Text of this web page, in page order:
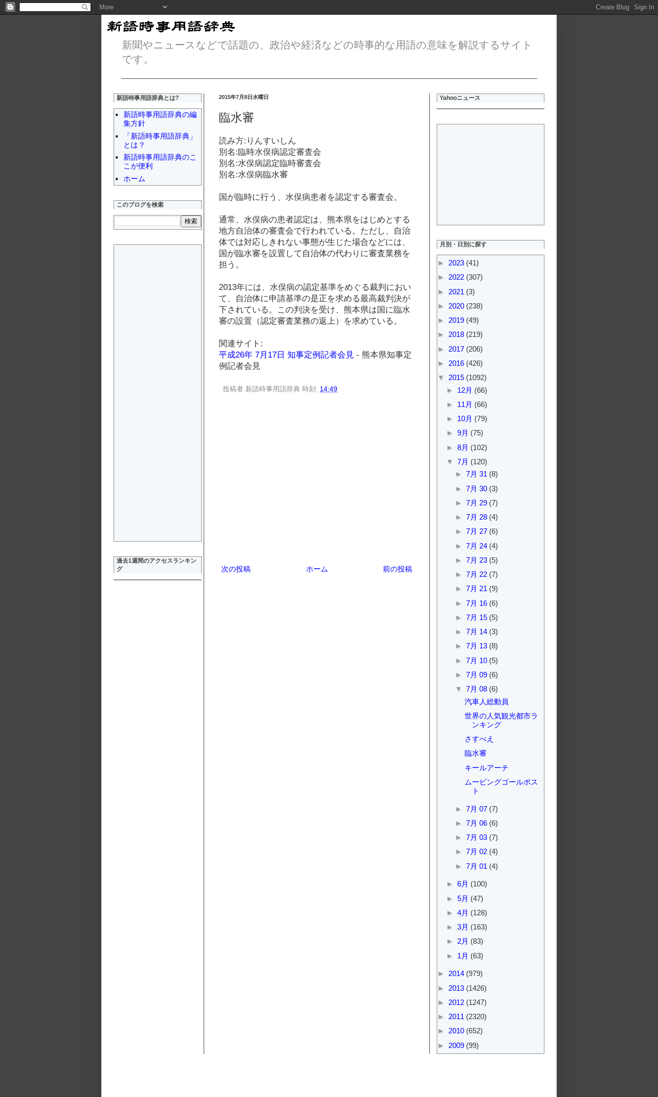
新聞やニュースなどで話題の、政治や経済などの時事的な用語の意味を解説するサイト
です。
2015年7月8日水曜日
臨水審
読み方:りんすいしん
別名:臨時水俣病認定審査会
別名:水俣病認定臨時審査会
別名:水俣病臨水審
国が臨時に行う、水俣病患者を認定する審査会。
通常、水俣病の患者認定は、熊本県をはじめとする
地方自治体の審査会で行われている。ただし、自治
体では対応しきれない事態が生じた場合などには、
国が臨水審を設置して自治体の代わりに審査業務を
担う。
2013年には、水俣病の認定基準をめぐる裁判におい
て、自治体に申請基準の是正を求める最高裁判決が
下されている。この判決を受け、熊本県は国に臨水
審の設置（認定審査業務の返上）を求めている。
関連サイト:
平成26年 7月17日 知事定例記者会見 - 熊本県知事定
例記者会見
投稿者 新語時事用語辞典 時刻: 14:49
次の投稿 前の投稿
ホーム
新語時事用語辞典とは?
新語時事用語辞典の編
集方針
「新語時事用語辞典」
とは？
新語時事用語辞典のこ
こが便利
ホーム
このブログを検索
過去1週間のアクセスランキン
グ
Yahooニュース
月別・日別に探す
► 2023 (41)
► 2022 (307)
► 2021 (3)
► 2020 (238)
► 2019 (49)
► 2018 (219)
► 2017 (206)
► 2016 (426)
▼ 2015 (1092)
► 12月 (66)
► 11月 (66)
► 10月 (79)
► 9月 (75)
► 8月 (102)
▼ 7月 (120)
► 7月 31 (8)
► 7月 30 (3)
► 7月 29 (7)
► 7月 28 (4)
► 7月 27 (6)
► 7月 24 (4)
► 7月 23 (5)
► 7月 22 (7)
► 7月 21 (9)
► 7月 16 (6)
► 7月 15 (5)
► 7月 14 (3)
► 7月 13 (8)
► 7月 10 (5)
► 7月 09 (6)
▼ 7月 08 (6)
汽車人総動員
世界の人気観光都市ラ
ンキング
さすべえ
臨水審
キールアーチ
ムービングゴールポス
ト
► 7月 07 (7)
► 7月 06 (6)
► 7月 03 (7)
► 7月 02 (4)
► 7月 01 (4)
► 6月 (100)
► 5月 (47)
► 4月 (128)
► 3月 (163)
► 2月 (83)
► 1月 (63)
► 2014 (979)
► 2013 (1426)
► 2012 (1247)
► 2011 (2320)
► 2010 (652)
► 2009 (99)